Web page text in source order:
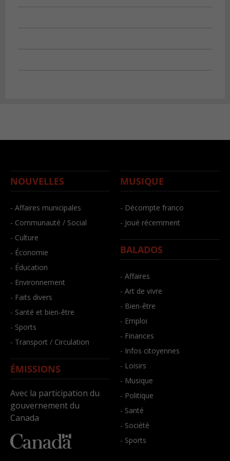
NOUVELLES
- Affaires municipales
- Communauté / Social
- Culture
- Économie
- Éducation
- Environnement
- Faits divers
- Santé et bien-être
- Sports
- Transport / Circulation
ÉMISSIONS
Avec la participation du
gouvernement du
Canada
MUSIQUE
- Décompte franco
- Joué récemment
BALADOS
- Affaires
- Art de vivre
- Bien-être
- Emploi
- Finances
- Infos citoyennes
- Loisirs
- Musique
- Politique
- Santé
- Société
- Sports